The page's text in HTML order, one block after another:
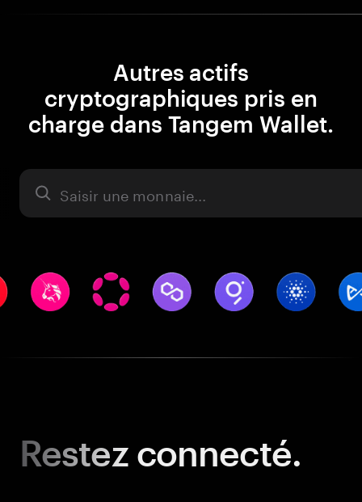
Autres actifs
cryptographiques pris en
charge dans Tangem Wallet.
Actifs
Restezconnecté.